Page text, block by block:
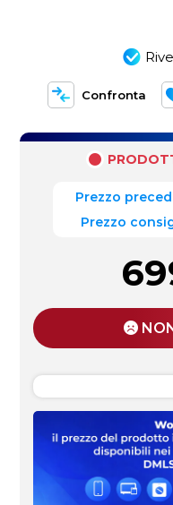
Confronta
Prezzo
Prezzo